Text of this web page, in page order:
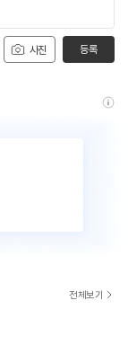
사진 등록
전체보기